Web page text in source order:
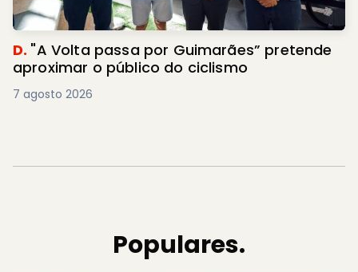
D. "A Volta passa por Guimarães” pretende
aproximar o público do ciclismo
7 agosto 2026
Populares.